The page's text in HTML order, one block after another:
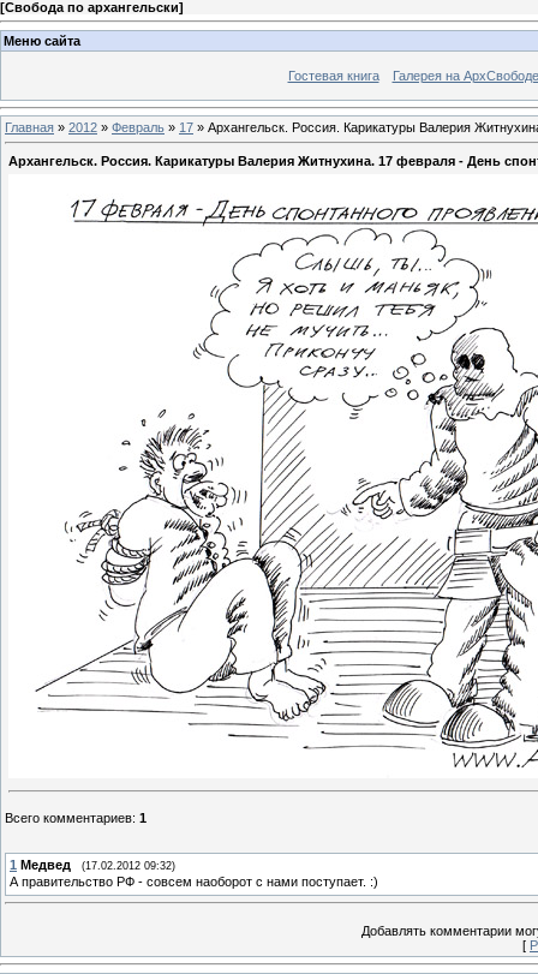
[Свобода по архангельски]
Меню сайта
Гостевая книга Галерея на АрхСвободе
Главная » 2012 » Февраль » 17 » Архангельск. Россия. Карикатуры Валерия
Архангельск. Россия. Карикатуры Валерия Житнухина. 17 февраля - День
Всего комментариев: 1
1 Медвед (17.02.2012 09:32)
А правительство РФ - совсем наоборот с нами поступает. :)
Добавлять комментарии
[